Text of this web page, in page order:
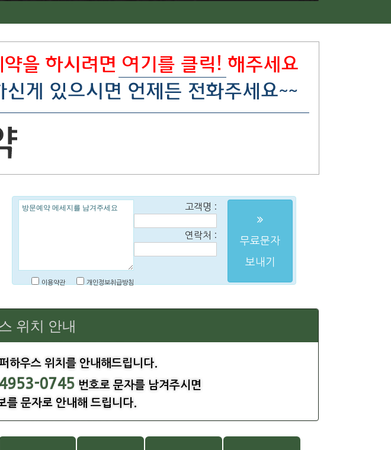
이용약관 개인정보취급방침
고객명 :
연락처 :
무료문자
보내기
위치 안내
하우스 위치를 안내해드립니다.
0745 번호로 문자를 남겨주시면
를 문자로 안내해 드립니다.